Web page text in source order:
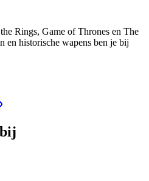
Rings, Game of Thrones en The
historische wapens ben je bij